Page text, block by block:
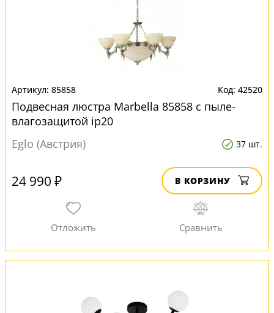
85858 42520
Подвесная люстра Marbella 85858 с пыле-
влагозащитой ip20
Eglo (Австрия)
37 шт.
24 990 ₽ В КОРЗИНУ